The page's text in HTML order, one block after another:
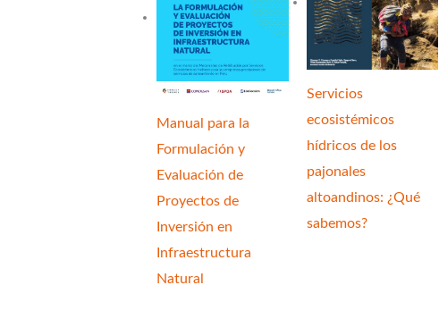
Manual para la
Formulación y
Evaluación de
Proyectos de
Inversión en
Infraestructura
Natural
Servicios
ecosistémicos
hídricos de los
pajonales
altoandinos: ¿Qué
sabemos?